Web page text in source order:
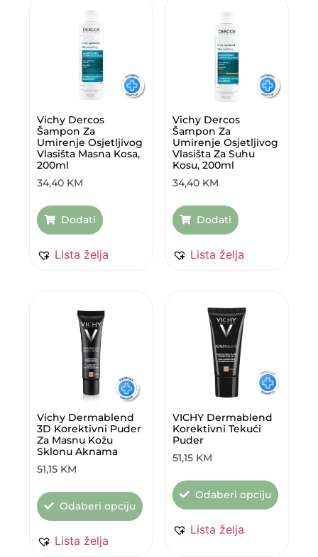
Vichy Dercos
Šampon Za
Umirenje Osjetljivog
Vlasišta Masna Kosa,
200ml
34,40 KM
Dodati
Lista želja
Vichy Dercos
Šampon Za
Umirenje Osjetljivog
Vlasišta Za Suhu
Kosu, 200ml
34,40 KM
Dodati
Lista želja
Vichy Dermablend
3D Korektivni Puder
Za Masnu Kožu
Sklonu Aknama
51,15 KM
Odaberi opciju
Lista želja
VICHY Dermablend
Korektivni Tekući
Puder
51,15 KM
Odaberi opciju
Lista želja